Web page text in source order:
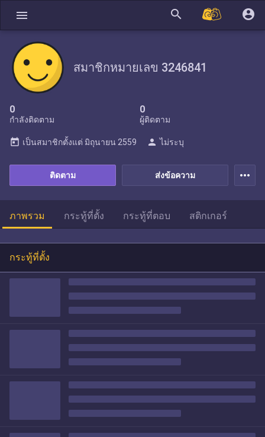
menu search account_circle
สมาชิกหมายเลข 3246841
0
กำลังติดตาม
0
ผู้ติดตาม
ส่งข้อความ
ติดตาม
today เป็นสมาชิกตั้งแต่ มิถุนายน 2559 person ไม่ระบุ
more_horiz
ภาพรวม กระทู้ที่ตั้ง กระทู้ที่ตอบ สติกเกอร์
กระทู้ที่ตั้ง